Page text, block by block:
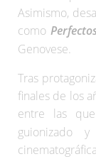
Asimismo,
como
Genovese.
Tras
finales de los
entre las
guionizado